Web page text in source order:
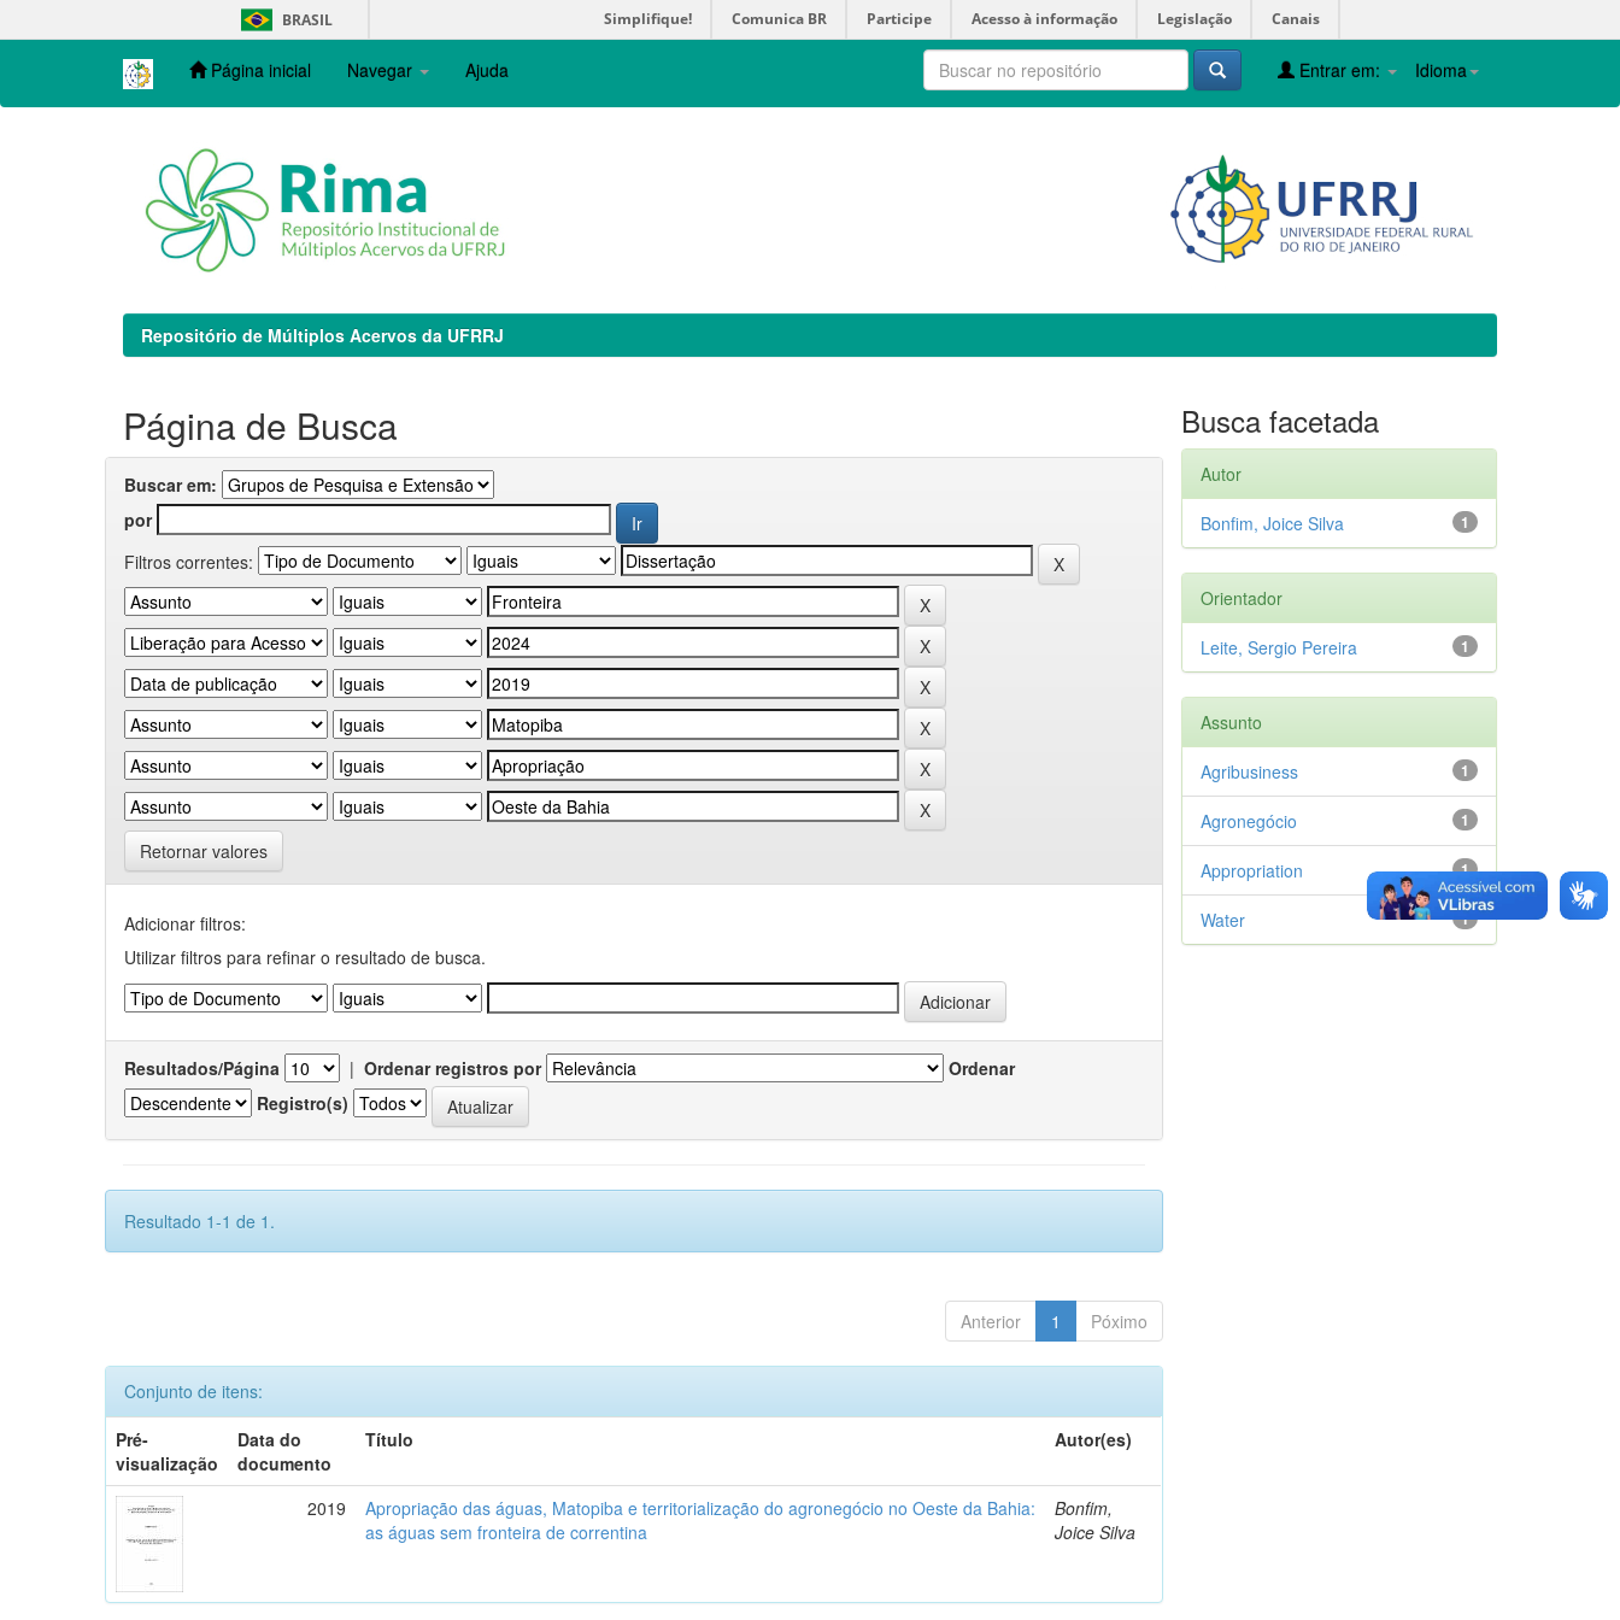
navigation
BRASIL Simplifique! Comunica BR Participe Acesso à informação Legislação Canais
Página inicial Navegar Ajuda Idioma
Entrar em:
Repositório de Múltiplos Acervos da UFRRJ
Página de Busca
Buscar em:
por
Filtros correntes:
Retornar valores
Adicionar filtros:
Utilizar filtros para refinar o resultado de busca.
Resultados/Página | Ordenar registros por
Ordenar
Registro(s)
Resultado 1-1 de 1.
Anterior 1 Póximo
Conjunto de itens:
Pré-
visualização
Data do
documento
Título Autor(es)
2019
Apropriação das águas, Matopiba e territorialização do agronegócio no Oeste da Bahia:
as águas sem fronteira de correntina
Bonfim,
Joice Silva
Busca facetada
Autor
1
Bonfim, Joice Silva
Orientador
1
Leite, Sergio Pereira
Assunto
1
Agribusiness
1
Agronegócio
1
Appropriation
1
Water